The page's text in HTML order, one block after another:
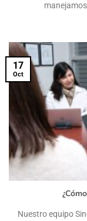
Nuestro equipo
17
Oct